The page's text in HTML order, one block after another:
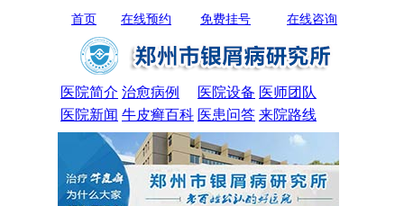
首页 在线咨询
免费挂号
在线预约
医院简介 治愈病例 医院设备 医师团队
医院新闻 牛皮癣百科 医患问答 来院路线